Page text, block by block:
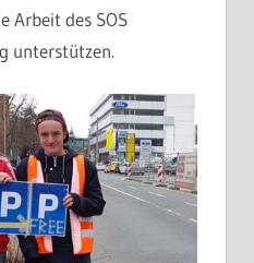
Arbeit des SOS
unterstützen.